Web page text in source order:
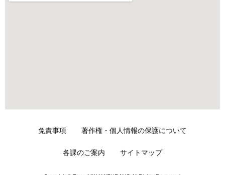
免責事項 著作権・個人情報の保護について
各課のご案内 サイトマップ